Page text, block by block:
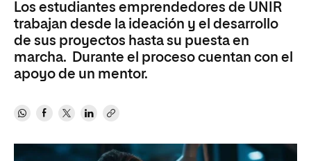
Los estudiantes emprendedores de UNIR
trabajan desde la ideación y el desarrollo
de sus proyectos hasta su puesta en
marcha. Durante el proceso cuentan con el
apoyo de un mentor.